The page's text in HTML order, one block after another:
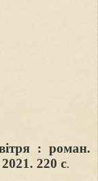
: роман.
220 с.